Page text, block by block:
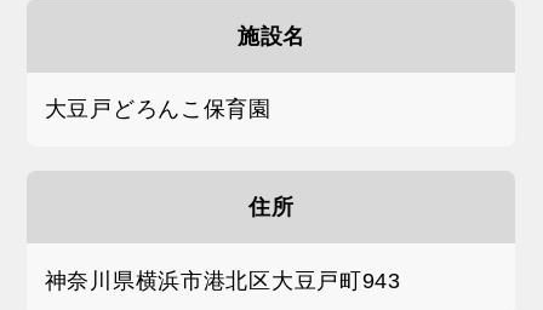
施設名
大豆戸どろんこ保育園
住所
神奈川県横浜市港北区大豆戸町943